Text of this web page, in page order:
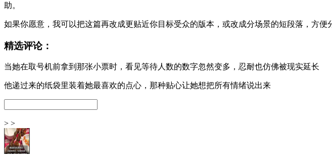
助。
如果你愿意，我可以把这篇再改成更贴近你目标受众的版本，或改成分场景的短段落，方
精选评论：
当她在取号机前拿到那张小票时，看见等待人数的数字忽然变多，忍耐也仿佛被现实延长
他递过来的纸袋里装着她最喜欢的点心，那种贴心让她想把所有情绪说出来
> >